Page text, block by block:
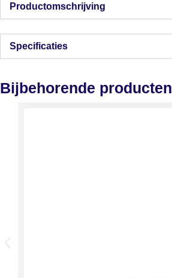
Productomschrijving
Specificaties
Bijbehorende producten